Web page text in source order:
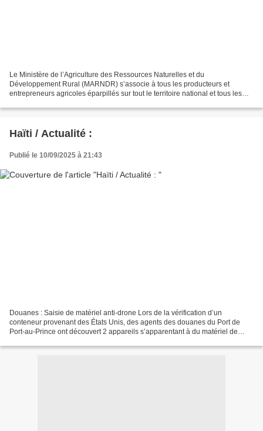
Le Ministère de l’Agriculture des Ressources Naturelles et du
Développement Rural (MARNDR) s’associe à tous les producteurs et
entrepreneurs agricoles éparpillés sur tout le territoire national et tous les
Haïti / Actualité :
Publié le 10/09/2025 à 21:43
Douanes : Saisie de matériel anti-drone Lors de la vérification d’un
conteneur provenant des États Unis, des agents des douanes du Port de
Port-au-Prince ont découvert 2 appareils s’apparentant à du matériel de